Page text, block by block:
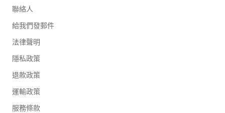
聯絡人
給我們發郵件
法律聲明
隱私政策
退款政策
運輸政策
服務條款